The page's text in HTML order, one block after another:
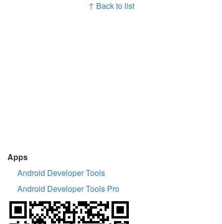
↑ Back to list
Apps
Android Developer Tools
Android Developer Tools Pro